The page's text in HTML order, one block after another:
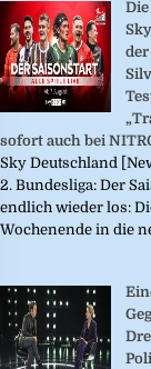
der
sofort auch bei
Sky Deutschland
2. Bundesliga: Der
endlich wieder los:
Wochenende in die